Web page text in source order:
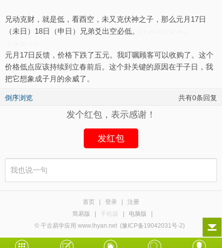
兄动克财，就是低，看酉空，未又克伏神之子，那么元月17日
（未日）18日（申日）兄弟爻出空必低。
元月17日反馈，价格下跌了五元。我叮嘱顾客可以收购了。这个
价格低点应该持续到立春前后。这个卦关键的原因在于子日，我
把它想象成子月的余威了。
倒序浏览 共有0条回复
发个红包，表示感谢！
发红包
首页 登录
注册
简易版
手机版 电脑版
© 千古易学应用 www.lhyan.net (豫ICP备19042031号-2)